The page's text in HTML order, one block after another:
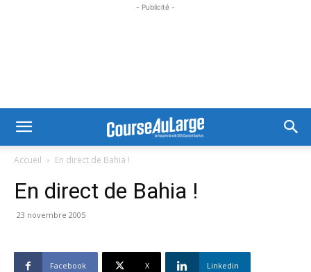
- Publicité -
Accueil En direct de Bahia !
En direct de Bahia !
23 novembre 2005
Facebook X Linkedin